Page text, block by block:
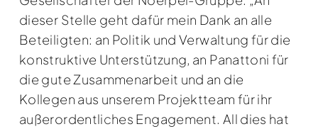
dieser Stelle geht dafür mein Dank an alle
Beteiligten: an Politik und Verwaltung für die
konstruktive Unterstützung, an Panattoni für
die gute Zusammenarbeit und an die
Kollegen aus unserem Projektteam für ihr
außerordentliches Engagement. All dies hat